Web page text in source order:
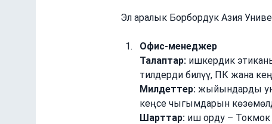
Эл аралык Борбордук Азия
Офис-менеджер
Талаптар: ишкердик
тилдерди билүү, ПК жана
Милдеттер: жыйындарды
кеңсе чыгымдарын
Шарттар: иш орду – Токмок